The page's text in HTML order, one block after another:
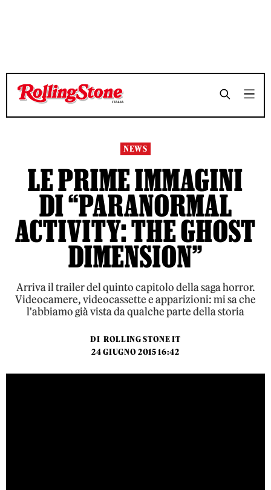
TEMPO DI LETTURA 2 MINUTI
TEMPO DI LETTURA 2 MINUTI
NEWS
LE PRIME IMMAGINI
DI “PARANORMAL
ACTIVITY: THE GHOST
DIMENSION”
Arriva il trailer del quinto capitolo della saga horror.
Videocamere, videocassette e apparizioni: mi sa che
l'abbiamo già vista da qualche parte della storia
DI ROLLING STONE IT
24 GIUGNO 2015 16:42